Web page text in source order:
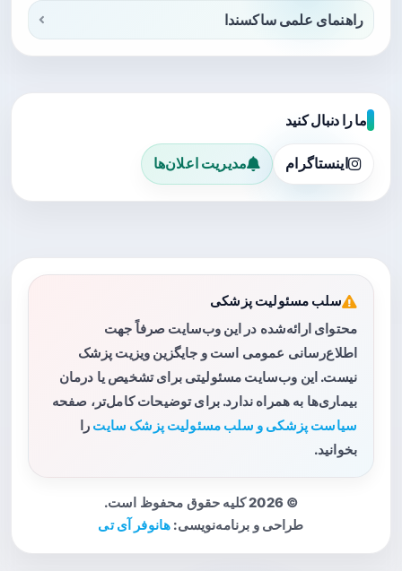
راهنمای علمی ساکسندا
ما را دنبال کنید
اینستاگرام مدیریت اعلان‌ها
سلب مسئولیت پزشکی
محتوای ارائه‌شده در این وب‌سایت صرفاً جهت
اطلاع‌رسانی عمومی است و جایگزین ویزیت پزشک
نیست. این وب‌سایت مسئولیتی برای تشخیص یا درمان
بیماری‌ها به همراه ندارد. برای توضیحات کامل‌تر، صفحه
سیاست پزشکی و سلب مسئولیت پزشک سایت را
بخوانید.
© 2026 کلیه حقوق محفوظ است.
طراحی و برنامه‌نویسی: هانوفر آی تی